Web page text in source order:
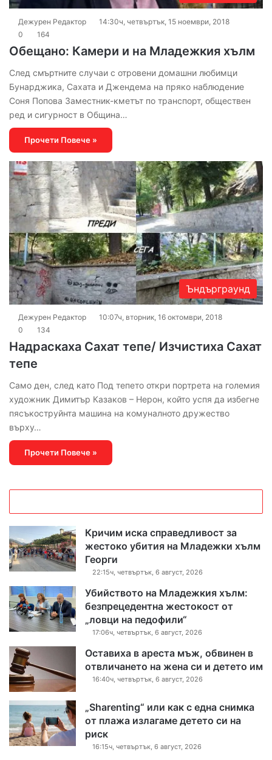
Дежурен Редактор
14:30ч, четвъртък, 15 ноември, 2018
0
164
Обещано: Камери и на Младежкия хълм
След смъртните случаи с отровени домашни любимци
Бунарджика, Сахата и Джендема на пряко наблюдение
Соня Попова Заместник-кметът по транспорт, обществен
ред и сигурност в Община…
Прочети Повече »
Ъндърграунд
Дежурен Редактор
10:07ч, вторник, 16 октомври, 2018
0
134
Надраскаха Сахат тепе/ Изчистиха Сахат
тепе
Само ден, след като Под тепето откри портрета на големия
художник Димитър Казаков – Нерон, който успя да избегне
пясъкоструйнта машина на комуналното дружество
върху…
Прочети Повече »
Кричим иска справедливост за
жестоко убития на Младежки хълм
Георги
22:15ч, четвъртък, 6 август, 2026
Убийството на Младежкия хълм:
безпрецедентна жестокост от
„ловци на педофили“
17:06ч, четвъртък, 6 август, 2026
Оставиха в ареста мъж, обвинен в
отвличането на жена си и детето им
16:40ч, четвъртък, 6 август, 2026
„Sharenting“ или как с една снимка
от плажа излагаме детето си на
риск
16:15ч, четвъртък, 6 август, 2026